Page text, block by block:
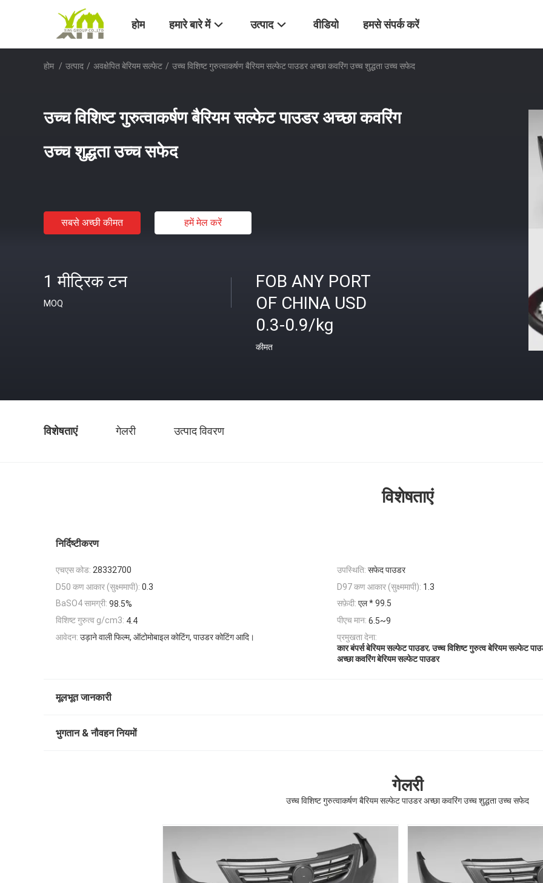
होम हमारे बारे में उत्पाद वीडियो हमसे संपर्क करें
होम / उत्पाद / अवक्षेपित बेरियम सल्फेट / उच्च विशिष्ट गुरुत्वाकर्षण बैरियम सल्फेट पाउडर अच्छा कवरिंग उच्च शुद्धता उच्च सफेद
उच्च विशिष्ट गुरुत्वाकर्षण बैरियम सल्फेट पाउडर अच्छा कवरिंग
उच्च शुद्धता उच्च सफेद
सबसे अच्छी कीमत हमें मेल करें
1 मीट्रिक टन
MOQ
FOB ANY PORT
OF CHINA USD
0.3-0.9/kg
कीमत
विशेषताएं गेलरी उत्पाद विवरण
विशेषताएं
निर्दिष्टीकरण
एचएस कोड: 28332700 उपस्थिति: सफेद पाउडर
D50 कण आकार (सुक्ष्ममापी): 0.3 D97 कण आकार (सुक्ष्ममापी): 1.3
BaSO4 सामग्री: 98.5% सफ़ेदी: एल * 99.5
विशिष्ट गुरुत्व g/cm3: 4.4 पीएच मान: 6.5~9
आवेदन: उड़ाने वाली फिल्म, ऑटोमोबाइल कोटिंग, पाउडर कोटिंग आदि।
प्रमुखता देना:
कार बंपर्स बेरियम सल्फेट पाउडर,उच्च विशिष्ट गुरुत्व बेरियम सल्फेट
अच्छा कवरिंग बेरियम सल्फेट पाउडर
मूलभूत जानकारी
भुगतान & नौवहन नियमों
गेलरी
उच्च विशिष्ट गुरुत्वाकर्षण बैरियम सल्फेट पाउडर अच्छा कवरिंग उच्च शुद्धता उच्च सफेद